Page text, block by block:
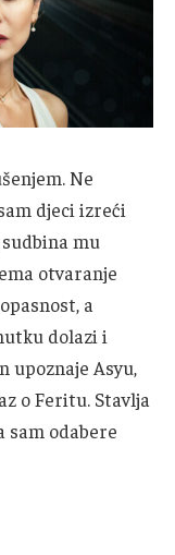
Ne
djeci izreći
mu
otvaranje
a
dolazi i
upoznaje Asyu,
o Feritu. Stavlja
sam odabere